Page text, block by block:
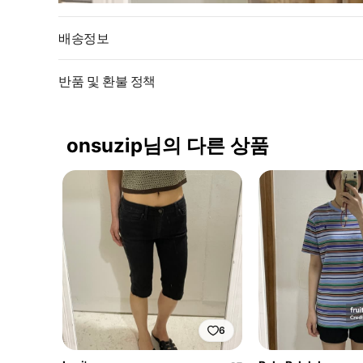
배송정보
반품 및 환불 정책
onsuzip님의 다른 상품
6